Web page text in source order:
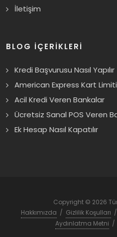
İletişim
BLOG İÇERİKLERİ
Kredi Başvurusu Nasıl Yapılır
American Express Kart
Acil Kredi Veren Bankalar
Ücretsiz Sanal POS Veren
Ek Hesap Nasıl Kapatılır
Copyright © 2026
Hakkımızda / Gizlilik Koşulları /
Aydınlatma Metni /